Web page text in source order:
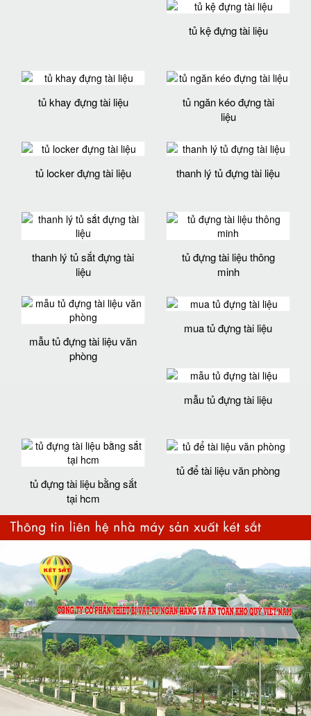
tủ kệ đựng tài liệu
tủ khay đựng tài liệu
tủ ngăn kéo đựng tài
liệu
tủ locker đựng tài liệu thanh lý tủ đựng tài liệu
thanh lý tủ sắt đựng tài
liệu
tủ đựng tài liệu thông
minh
mẫu tủ đựng tài liệu văn
phòng
mua tủ đựng tài liệu
mẫu tủ đựng tài liệu
tủ đựng tài liệu bằng sắt
tại hcm
tủ để tài liệu văn phòng